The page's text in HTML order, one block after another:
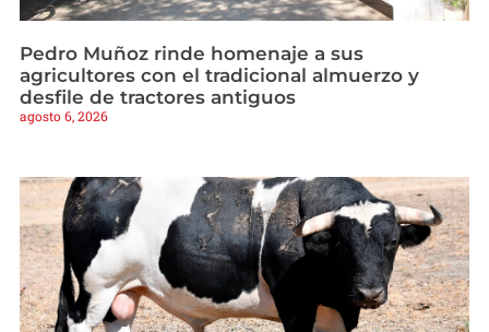
Pedro Muñoz rinde homenaje a sus
agricultores con el tradicional almuerzo y
desfile de tractores antiguos
agosto 6, 2026